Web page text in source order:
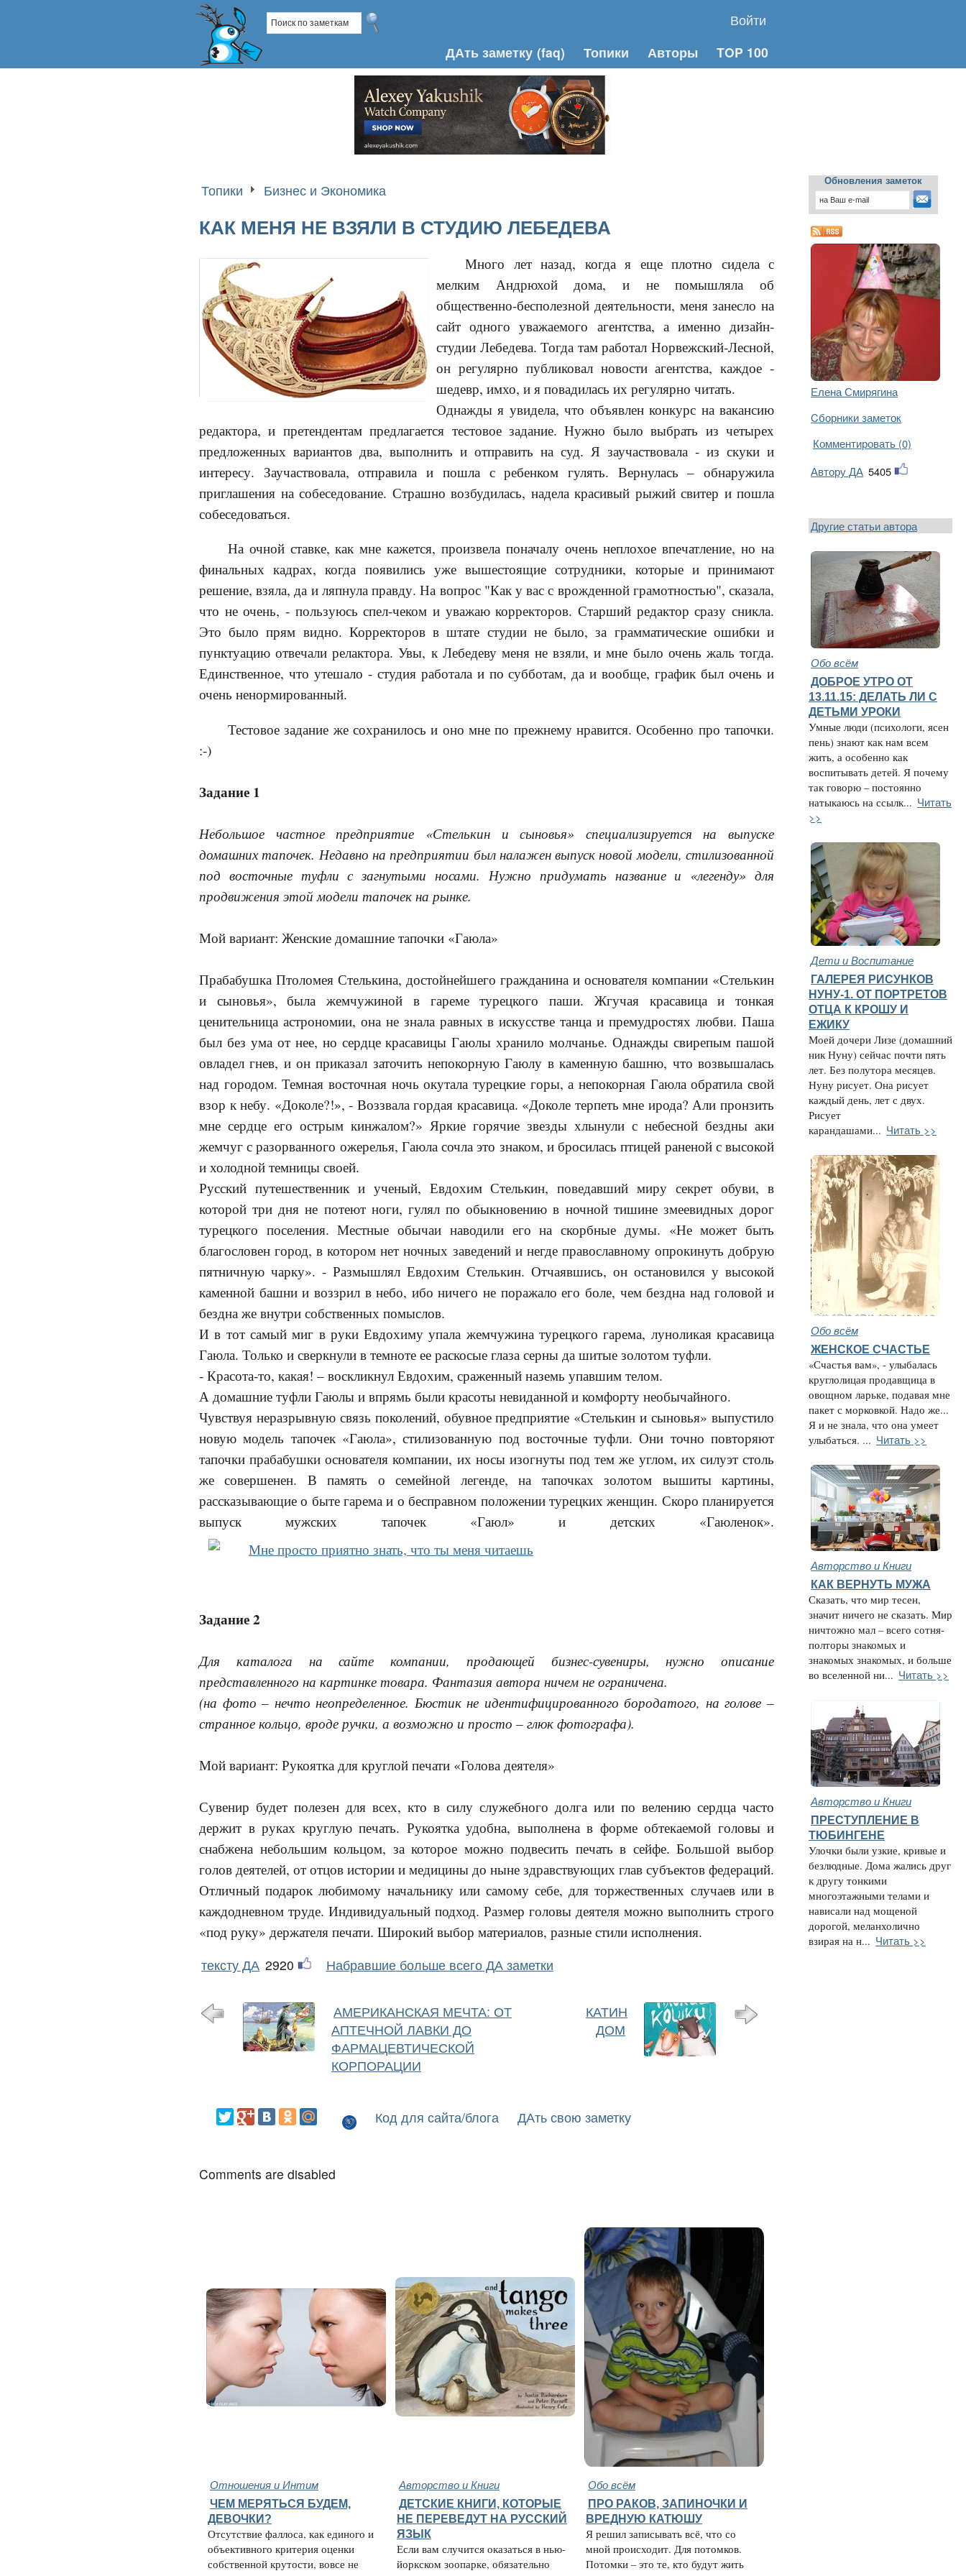
Войти
ДАть заметку (faq) Топики Авторы TOP 100
Топики Бизнес и Экономика
КАК МЕНЯ НЕ ВЗЯЛИ В СТУДИЮ ЛЕБЕДЕВА
Много лет назад, когда я еще плотно сидела с
мелким Андрюхой дома, и не помышляла об
общественно-бесполезной деятельности, меня занесло на
сайт одного уважаемого агентства, а именно дизайн-
студии Лебедева. Тогда там работал Норвежский-Лесной,
он регулярно публиковал новости агентства, каждое -
шедевр, имхо, и я повадилась их регулярно читать.
Однажды я увидела, что объявлен конкурс на вакансию
редактора, и претендентам предлагается тестовое задание. Нужно было выбрать из четырех
предложенных вариантов два, выполнить и отправить на суд. Я заучаствовала - из скуки и
интересу. Заучаствовала, отправила и пошла с ребенком гулять. Вернулась – обнаружила
приглашения на собеседование. Страшно возбудилась, надела красивый рыжий свитер и пошла
собеседоваться.
На очной ставке, как мне кажется, произвела поначалу очень неплохое впечатление, но на
финальных кадрах, когда появились уже вышестоящие сотрудники, которые и принимают
решение, взяла, да и ляпнула правду. На вопрос "Как у вас с врожденной грамотностью", сказала,
что не очень, - пользуюсь спел-чеком и уважаю корректоров. Старший редактор сразу сникла.
Это было прям видно. Корректоров в штате студии не было, за грамматические ошибки и
пунктуацию отвечали релактора. Увы, к Лебедеву меня не взяли, и мне было очень жаль тогда.
Единственное, что утешало - студия работала и по субботам, да и вообще, график был очень и
очень ненормированный.
Тестовое задание же сохранилось и оно мне по прежнему нравится. Особенно про тапочки.
:-)
Задание 1
Небольшое частное предприятие «Стелькин и сыновья» специализируется на выпуске
домашних тапочек. Недавно на предприятии был налажен выпуск новой модели, стилизованной
под восточные туфли с загнутыми носами. Нужно придумать название и «легенду» для
продвижения этой модели тапочек на рынке.
Мой вариант: Женские домашние тапочки «Гаюла»
Прабабушка Птоломея Стелькина, достойнейшего гражданина и основателя компании «Стелькин
и сыновья», была жемчужиной в гареме турецкого паши. Жгучая красавица и тонкая
ценительница астрономии, она не знала равных в искусстве танца и премудростях любви. Паша
был без ума от нее, но сердце красавицы Гаюлы хранило молчанье. Однажды свирепым пашой
овладел гнев, и он приказал заточить непокорную Гаюлу в каменную башню, что возвышалась
над городом. Темная восточная ночь окутала турецкие горы, а непокорная Гаюла обратила свой
взор к небу. «Доколе?!», - Воззвала гордая красавица. «Доколе терпеть мне ирода? Али пронзить
мне сердце его острым кинжалом?» Яркие горячие звезды хлынули с небесной бездны аки
жемчуг с разорванного ожерелья, Гаюла сочла это знаком, и бросилась птицей раненой с высокой
и холодной темницы своей.
Русский путешественник и ученый, Евдохим Стелькин, поведавший миру секрет обуви, в
которой три дня не потеют ноги, гулял по обыкновению в ночной тишине змеевидных дорог
турецкого поселения. Местные обычаи наводили его на скорбные думы. «Не может быть
благословен город, в котором нет ночных заведений и негде православному опрокинуть добрую
пятничную чарку». - Размышлял Евдохим Стелькин. Отчаявшись, он остановился у высокой
каменной башни и воззрил в небо, ибо ничего не поражало его боле, чем бездна над головой и
бездна же внутри собственных помыслов.
И в тот самый миг в руки Евдохиму упала жемчужина турецкого гарема, луноликая красавица
Гаюла. Только и сверкнули в темноте ее раскосые глаза серны да шитые золотом туфли.
- Красота-то, какая! – воскликнул Евдохим, сраженный наземь упавшим телом.
А домашние туфли Гаюлы и впрямь были красоты невиданной и комфорту необычайного.
Чувствуя неразрывную связь поколений, обувное предприятие «Стелькин и сыновья» выпустило
новую модель тапочек «Гаюла», стилизованную под восточные туфли. Они точно повторяют
тапочки прабабушки основателя компании, их носы изогнуты под тем же углом, их силуэт столь
же совершенен. В память о семейной легенде, на тапочках золотом вышиты картины,
рассказывающие о быте гарема и о бесправном положении турецких женщин. Скоро планируется
выпуск мужских тапочек «Гаюл» и детских «Гаюленок».
Задание 2
Для каталога на сайте компании, продающей бизнес-сувениры, нужно описание
представленного на картинке товара. Фантазия автора ничем не ограничена.
(на фото – нечто неопределенное. Бюстик не идентифицированного бородатого, на голове –
странное кольцо, вроде ручки, а возможно и просто – глюк фотографа).
Мой вариант: Рукоятка для круглой печати «Голова деятеля»
Сувенир будет полезен для всех, кто в силу служебного долга или по велению сердца часто
держит в руках круглую печать. Рукоятка удобна, выполнена в форме обтекаемой головы и
снабжена небольшим кольцом, за которое можно подвесить печать в сейфе. Большой выбор
голов деятелей, от отцов истории и медицины до ныне здравствующих глав субъектов федераций.
Отличный подарок любимому начальнику или самому себе, для торжественных случаев или в
каждодневном труде. Индивидуальный подход. Размер головы деятеля можно выполнить строго
«под руку» держателя печати. Широкий выбор материалов, разные стили исполнения.
тексту ДА 2920 Набравшие больше всего ДА заметки
АМЕРИКАНСКАЯ МЕЧТА: ОТ
АПТЕЧНОЙ ЛАВКИ ДО
ФАРМАЦЕВТИЧЕСКОЙ
КОРПОРАЦИИ
КАТИН
ДОМ
Код для сайта/блога ДАть свою заметку
Comments are disabled
Отношения и Интим Авторство и Книги Обо всём
ЧЕМ МЕРЯТЬСЯ БУДЕМ,
ДЕВОЧКИ?
Отсутствие фаллоса, как единого и
объективного критерия оценки
собственной крутости, вовсе не
ДЕТСКИЕ КНИГИ, КОТОРЫЕ
НЕ ПЕРЕВЕДУТ НА РУССКИЙ
ЯЗЫК
Если вам случится оказаться в нью-
йоркском зоопарке, обязательно
ПРО РАКОВ, ЗАПИНОЧКИ И
ВРЕДНУЮ КАТЮШУ
Я решил записывать всё, что со
мной происходит. Для потомков.
Потомки – это те, кто будут жить
Обновления заметок
Елена Смирягина
Cборники заметок
Комментировать (0)
Автору ДА 5405
Другие статьи автора
Обо всём
ДОБРОЕ УТРО ОТ
13.11.15: ДЕЛАТЬ ЛИ С
ДЕТЬМИ УРОКИ
Умные люди (психологи, ясен
пень) знают как нам всем
жить, а особенно как
воспитывать детей. Я почему
так говорю – постоянно
натыкаюсь на ссылк... Читать
>>
Дети и Воспитание
ГАЛЕРЕЯ РИСУНКОВ
НУНУ-1. ОТ ПОРТРЕТОВ
ОТЦА К КРОШУ И
ЕЖИКУ
Моей дочери Лизе (домашний
ник Нуну) сейчас почти пять
лет. Без полутора месяцев.
Нуну рисует. Она рисует
каждый день, лет с двух.
Рисует
карандашами... Читать >>
Обо всём
ЖЕНСКОЕ СЧАСТЬЕ
«Счастья вам», - улыбалась
круглолицая продавщица в
овощном ларьке, подавая мне
пакет с морковкой. Надо же...
Я и не знала, что она умеет
улыбаться. ... Читать >>
Авторство и Книги
КАК ВЕРНУТЬ МУЖА
Сказать, что мир тесен,
значит ничего не сказать. Мир
ничтожно мал – всего сотня-
полторы знакомых и
знакомых знакомых, и больше
во вселенной ни... Читать >>
Авторство и Книги
ПРЕСТУПЛЕНИЕ В
ТЮБИНГЕНЕ
Улочки были узкие, кривые и
безлюдные. Дома жались друг
к другу тонкими
многоэтажными телами и
нависали над мощеной
дорогой, меланхолично
взирая на н... Читать >>